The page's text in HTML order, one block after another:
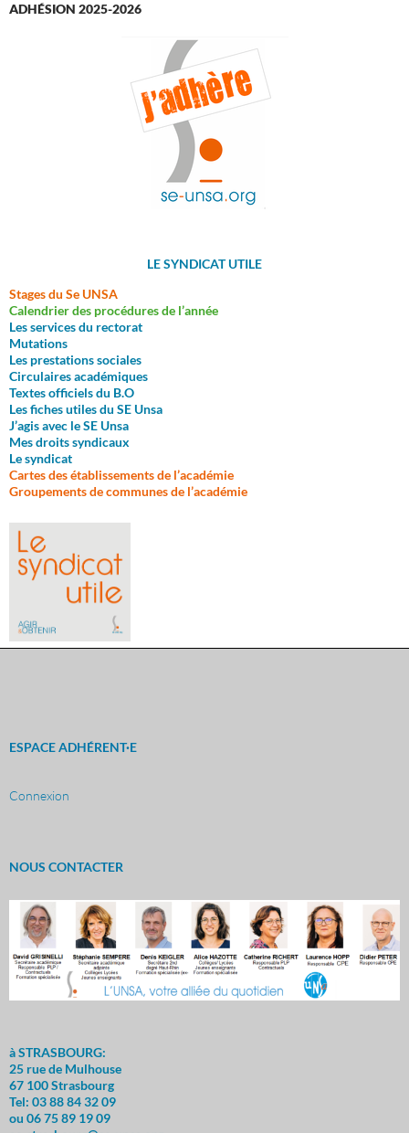
ADHÉSION 2025-2026
LE SYNDICAT UTILE
Stages du Se UNSA
Calendrier des procédures de l’année
Les services du rectorat
Mutations
Les prestations sociales
Circulaires académiques
Textes officiels du B.O
Les fiches utiles du SE Unsa
J’agis avec le SE Unsa
Mes droits syndicaux
Le syndicat
Cartes des établissements de l’académie
Groupements de communes de l’académie
ESPACE ADHÉRENT·E
Connexion
NOUS CONTACTER
à STRASBOURG:
25 rue de Mulhouse
67 100 Strasbourg
Tel: 03 88 84 32 09
ou 06 75 89 19 09